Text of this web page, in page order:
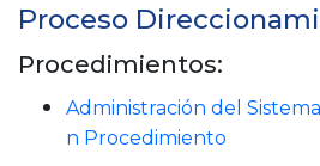
Proceso
Procedimientos:
Administración del
n Procedimiento